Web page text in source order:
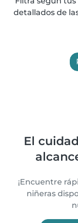
detallados de
El
¡Encuentre
niñeras